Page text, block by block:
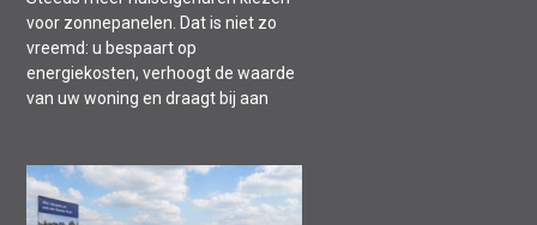
voor zonnepanelen. Dat is niet zo
vreemd: u bespaart op
energiekosten, verhoogt de waarde
van uw woning en draagt bij aan